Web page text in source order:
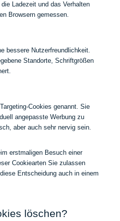
Ladezeit und das Verhalten
Browsern gemessen.
bessere Nutzerfreundlichkeit.
Standorte, Schriftgrößen
Cookies genannt. Sie
angepasste Werbung zu
aber auch sehr nervig sein.
erstmaligen Besuch einer
Cookiearten Sie zulassen
Entscheidung auch in einem
löschen?